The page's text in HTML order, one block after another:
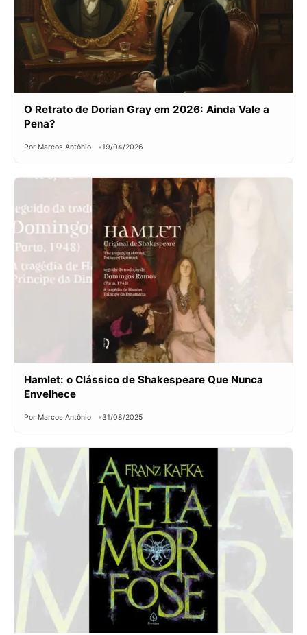
O Retrato de Dorian Gray em 2026: Ainda Vale a
Pena?
Por Marcos Antônio 19/04/2026
Hamlet: o Clássico de Shakespeare Que Nunca
Envelhece
Por Marcos Antônio 31/08/2025